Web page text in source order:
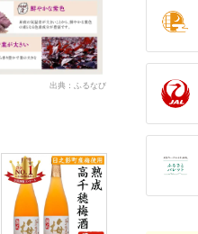
出典：ふるなび